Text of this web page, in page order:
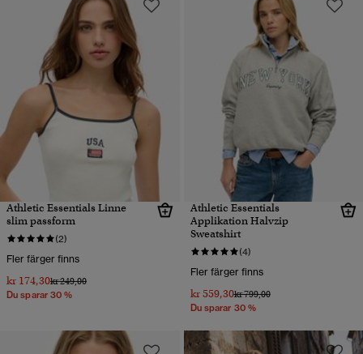
Athletic Essentials Linne
slim passform
(2)
Fler färger finns
kr 174,30Pris reducerat från
kr 249,00till
Du sparar 30 %
Athletic Essentials
Applikation Halvzip
Sweatshirt
(4)
Fler färger finns
kr 559,30Pris reducerat från
kr 799,00till
Du sparar 30 %